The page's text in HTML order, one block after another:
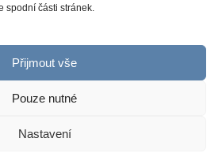
spodní části stránek.
Přijmout vše
Pouze nutné
Nastavení
Národní knihovnou ČR